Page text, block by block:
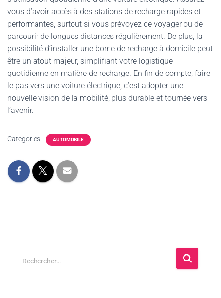
vous d’avoir accès à des stations de recharge rapides et
performantes, surtout si vous prévoyez de voyager ou de
parcourir de longues distances régulièrement. De plus, la
possibilité d’installer une borne de recharge à domicile peut
être un atout majeur, simplifiant votre logistique
quotidienne en matière de recharge. En fin de compte, faire
le pas vers une voiture électrique, c’est adopter une
nouvelle vision de la mobilité, plus durable et tournée vers
l’avenir.
Categories: AUTOMOBILE
Rechercher…